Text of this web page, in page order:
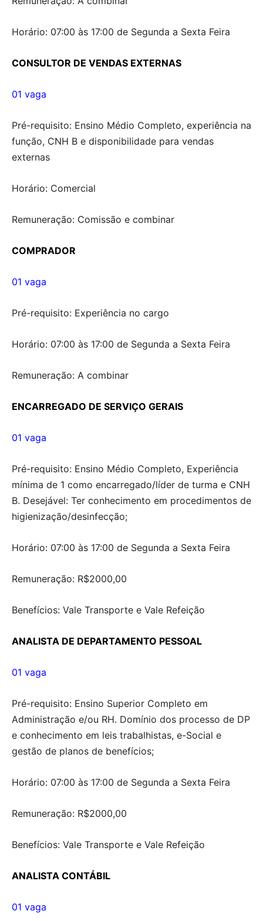
Horário: 07:00 às 17:00 de Segunda a Sexta Feira
CONSULTOR DE VENDAS EXTERNAS
01 vaga
Pré-requisito: Ensino Médio Completo, experiência na
função, CNH B e disponibilidade para vendas
externas
Horário: Comercial
Remuneração: Comissão e combinar
COMPRADOR
01 vaga
Pré-requisito: Experiência no cargo
Horário: 07:00 às 17:00 de Segunda a Sexta Feira
Remuneração: A combinar
ENCARREGADO DE SERVIÇO GERAIS
01 vaga
Pré-requisito: Ensino Médio Completo, Experiência
mínima de 1 como encarregado/líder de turma e CNH
B. Desejável: Ter conhecimento em procedimentos de
higienização/desinfecção;
Horário: 07:00 às 17:00 de Segunda a Sexta Feira
Remuneração: R$2000,00
Benefícios: Vale Transporte e Vale Refeição
ANALISTA DE DEPARTAMENTO PESSOAL
01 vaga
Pré-requisito: Ensino Superior Completo em
Administração e/ou RH. Domínio dos processo de DP
e conhecimento em leis trabalhistas, e-Social e
gestão de planos de benefícios;
Horário: 07:00 às 17:00 de Segunda a Sexta Feira
Remuneração: R$2000,00
Benefícios: Vale Transporte e Vale Refeição
ANALISTA CONTÁBIL
01 vaga